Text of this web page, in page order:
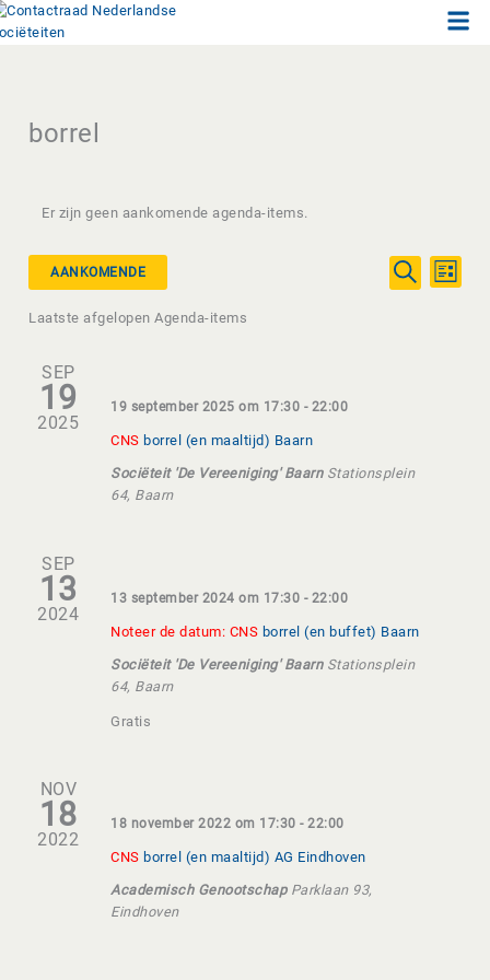
Ga
naar
borrel
Er zijn geen aankomende agenda-items.
Agenda-
itemsZOEKEN
item
LIJST
AANKOMENDE
een
Laatste afgelopen Agenda-items
SEP
19
2025
19 september 2025 om 17:30 - 22:00
CNS borrel (en maaltijd) Baarn
Sociëteit 'De Vereeniging' Baarn Stationsplein
64, Baarn
SEP
13
2024
13 september 2024 om 17:30 - 22:00
Noteer de datum: CNS borrel (en buffet) Baarn
Sociëteit 'De Vereeniging' Baarn Stationsplein
64, Baarn
Gratis
NOV
18
2022
18 november 2022 om 17:30 -22:00
CNS borrel (en maaltijd) AG Eindhoven
Academisch Genootschap Parklaan 93,
Eindhoven